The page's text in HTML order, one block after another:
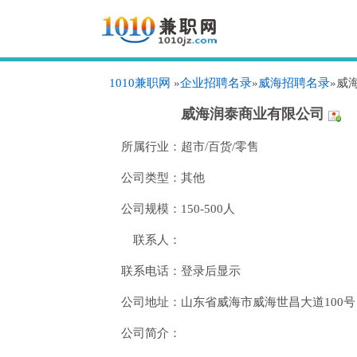
1010兼职网 »企业招聘名录»威海招聘名录»威
威海润泰商业有限公司
所属行业： 超市/百货/零售
公司类型： 其他
公司规模： 150-500人
联系人：
联系电话： 登录后显示
公司地址： 山东省威海市威海世昌大道100
公司简介：